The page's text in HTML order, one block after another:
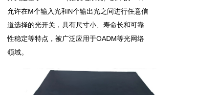
允许在M个输入光和 N个输出光之间进行任意信
道选择的光开关，具有尺寸小、寿命长和可靠
性稳定等特点，被广泛应用于OADM等光网络
领域。